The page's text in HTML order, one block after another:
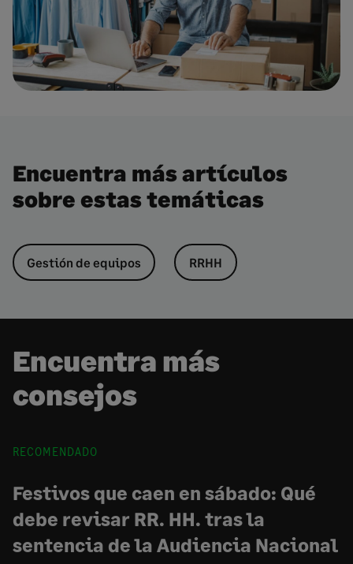
Encuentra más artículos
sobre estas temáticas
Gestión de equipos RRHH
Encuentra más
consejos
RECOMENDADO
Festivos que caen en sábado: Qué
debe revisar RR. HH. tras la
sentencia de la Audiencia Nacional